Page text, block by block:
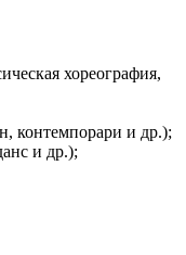
хореография,
контемпорари и др.);
и др.);